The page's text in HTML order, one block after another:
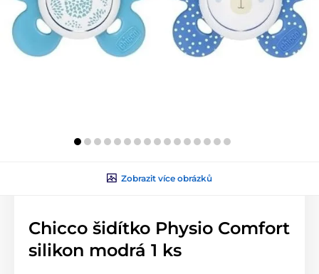
Zobrazit více obrázků
Chicco šidítko Physio Comfort
silikon modrá 1 ks